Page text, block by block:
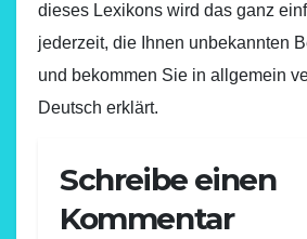
dieses Lexikons wird das ganz
jederzeit, die Ihnen unbekannten
und bekommen Sie in allgemein
Deutsch erklärt.
Schreibe einen
Kommentar